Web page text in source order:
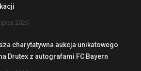
2026
charytatywna aukcja unikatowego
Drutex z autografami FC Bayern